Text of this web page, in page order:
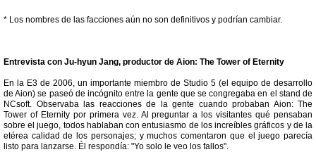
* Los nombres de las facciones aún no son definitivos y podrían cambiar.
Entrevista con Ju-hyun Jang, productor de Aion: The Tower of Eternity
En la E3 de 2006, un importante miembro de Studio 5 (el equipo de desarrollo
de Aion) se paseó de incógnito entre la gente que se congregaba en el stand de
NCsoft. Observaba las reacciones de la gente cuando probaban Aion: The
Tower of Eternity por primera vez. Al preguntar a los visitantes qué pensaban
sobre el juego, todos hablaban con entusiasmo de los increíbles gráficos y de la
etérea calidad de los personajes; y muchos comentaron que el juego parecía
listo para lanzarse. Él respondía: "Yo solo le veo los fallos".